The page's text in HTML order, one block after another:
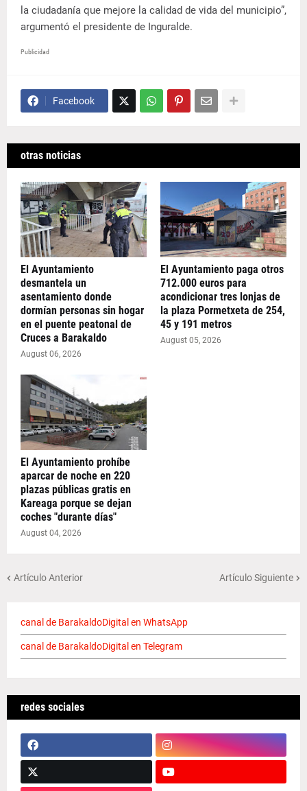
la ciudadanía que mejore la calidad de vida del municipio”,
argumentó el presidente de Inguralde.
Publicidad
Facebook
otras noticias
El Ayuntamiento
desmantela un
asentamiento donde
dormían personas sin hogar
en el puente peatonal de
Cruces a Barakaldo
August 06, 2026
El Ayuntamiento paga otros
712.000 euros para
acondicionar tres lonjas de
la plaza Pormetxeta de 254,
45 y 191 metros
August 05, 2026
El Ayuntamiento prohíbe
aparcar de noche en 220
plazas públicas gratis en
Kareaga porque se dejan
coches "durante días"
August 04, 2026
Artículo Anterior Artículo Siguiente
canal de BarakaldoDigital en WhatsApp
canal de BarakaldoDigital en Telegram
redes sociales